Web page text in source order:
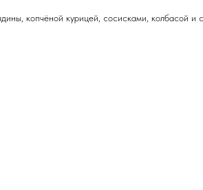
копчёной курицей, сосисками, колбасой и